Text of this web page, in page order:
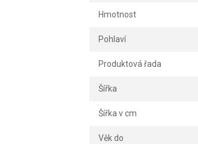
Hmotnost
Pohlaví
Produktová řada
Šířka
Šířka v cm
Věk do